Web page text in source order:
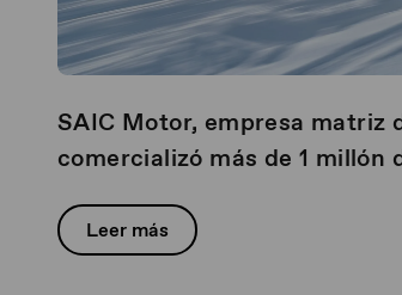
SAIC Motor, empresa matriz
comercializó más de 1 millón
trimestre de 2026
Leer más